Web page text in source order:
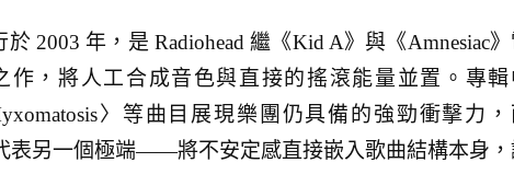
於 2003 年，是 Radiohead 繼《Kid A》與《Amnesiac
作，將人工合成音色與直接的搖滾能量並置。專輯
〉等曲目展現樂團仍具備的強勁衝擊力，
代表另一個極端——將不安定感直接嵌入歌曲結構本身